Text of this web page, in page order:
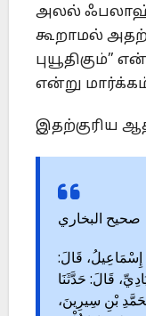
அலல்
கூறாமல்
புயூதிகும்”
என்று
இதற்குரிய
صحيح البخاري
إِسْمَاعِيلُ، قَالَ:
قَالَ: حَدَّثَنَا
بْنِ سِيرِينَ،